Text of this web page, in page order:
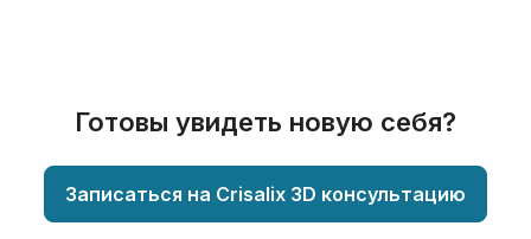
Готовы увидеть новую себя?
Записаться на Crisalix 3D консультацию